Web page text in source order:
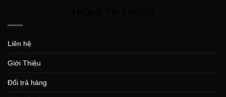
Liên hệ
Giới Thiệu
Đổi trả hàng